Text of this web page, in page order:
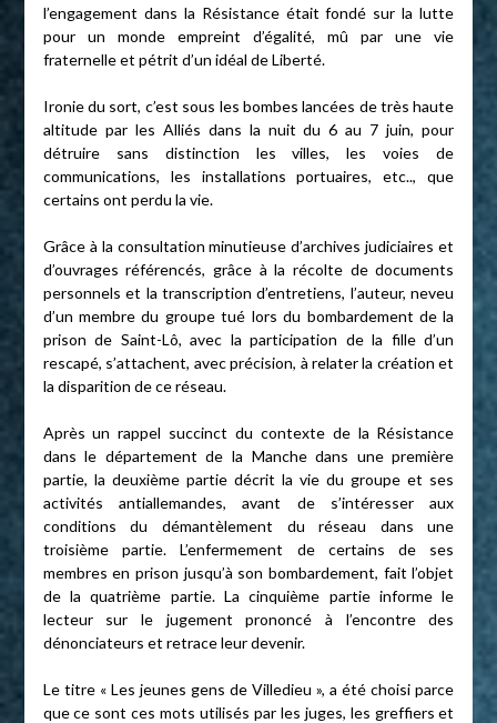
l’engagement dans la Résistance était fondé sur la lutte
pour un monde empreint d’égalité, mû par une vie
fraternelle et pétrit d’un idéal de Liberté.
Ironie du sort, c’est sous les bombes lancées de très haute
altitude par les Alliés dans la nuit du 6 au 7 juin, pour
détruire sans distinction les villes, les voies de
communications, les installations portuaires, etc.., que
certains ont perdu la vie.
Grâce à la consultation minutieuse d’archives judiciaires et
d’ouvrages référencés, grâce à la récolte de documents
personnels et la transcription d’entretiens, l’auteur, neveu
d’un membre du groupe tué lors du bombardement de la
prison de Saint-Lô, avec la participation de la fille d’un
rescapé, s’attachent, avec précision, à relater la création et
la disparition de ce réseau.
Après un rappel succinct du contexte de la Résistance
dans le département de la Manche dans une première
partie, la deuxième partie décrit la vie du groupe et ses
activités antiallemandes, avant de s’intéresser aux
conditions du démantèlement du réseau dans une
troisième partie. L’enfermement de certains de ses
membres en prison jusqu’à son bombardement, fait l’objet
de la quatrième partie. La cinquième partie informe le
lecteur sur le jugement prononcé à l’encontre des
dénonciateurs et retrace leur devenir.
Le titre « Les jeunes gens de Villedieu », a été choisi parce
que ce sont ces mots utilisés par les juges, les greffiers et